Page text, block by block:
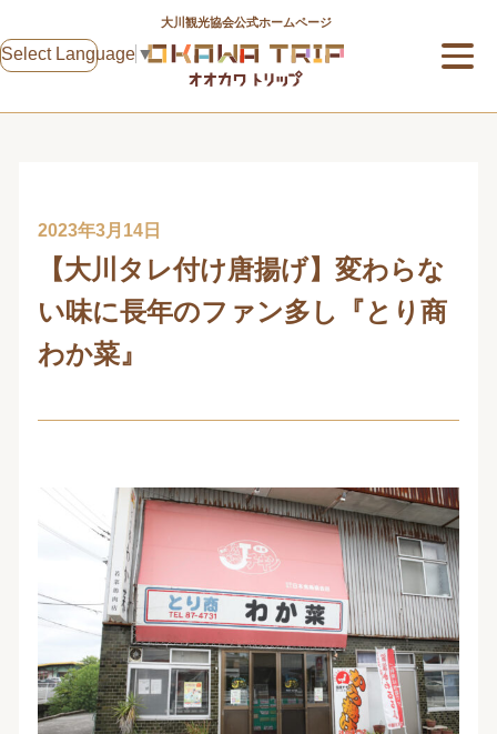
大川観光協会公式ホームページ
Select Language ▼
2023年3月14日
【大川タレ付け唐揚げ】変わらな
い味に長年のファン多し『とり商
わか菜』